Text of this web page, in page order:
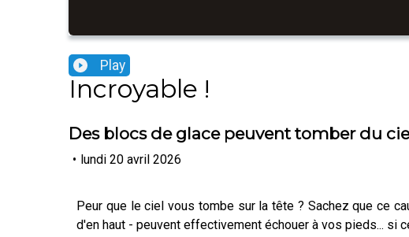
Play
Incroyable !
Des blocs de glace peuvent tomber du
• lundi 20 avril 2026
Peur que le ciel vous tombe sur la tête ? Sachez que ce
d'en haut - peuvent effectivement échouer à vos pieds... si